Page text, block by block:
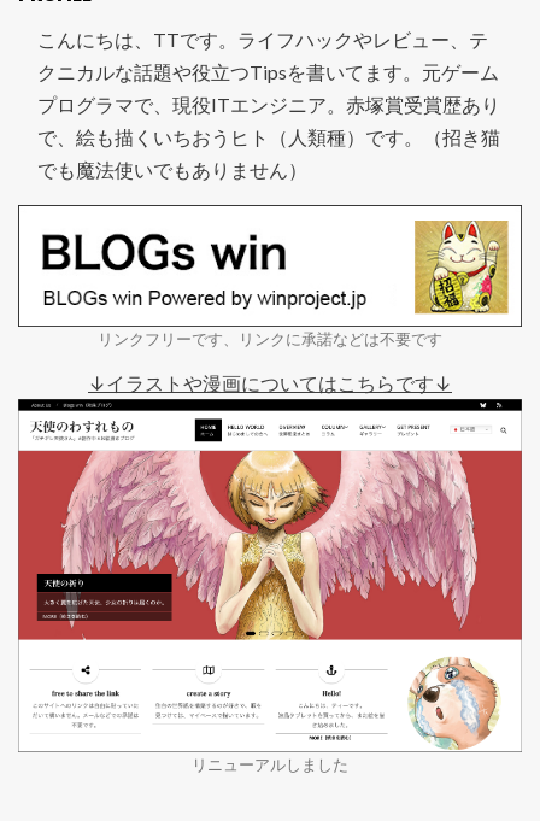
こんにちは、TTです。ライフハックやレビュー、テ
クニカルな話題や役立つTipsを書いてます。元ゲーム
プログラマで、現役ITエンジニア。赤塚賞受賞歴あり
で、絵も描くいちおうヒト（人類種）です。（招き猫
でも魔法使いでもありません）
リンクフリーです、リンクに承諾などは不要です
↓イラストや漫画についてはこちらです↓
リニューアルしました